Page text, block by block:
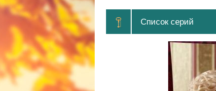
Список серий